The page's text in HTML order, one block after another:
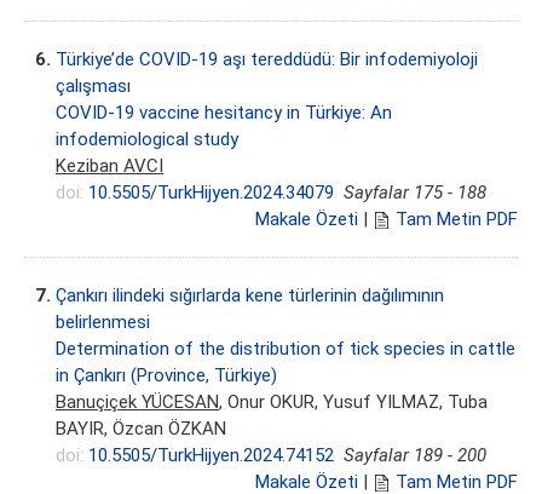
6. Türkiye’de COVID-19 aşı tereddüdü: Bir infodemiyoloji
çalışması
COVID-19 vaccine hesitancy in Türkiye: An
infodemiological study
Keziban AVCI
doi: 10.5505/TurkHijyen.2024.34079 Sayfalar 175 - 188
Makale Özeti | Tam Metin PDF
7. Çankırı ilindeki sığırlarda kene türlerinin dağılımının
belirlenmesi
Determination of the distribution of tick species in cattle
in Çankırı (Province, Türkiye)
Banuçiçek YÜCESAN, Onur OKUR, Yusuf YILMAZ, Tuba
BAYIR, Özcan ÖZKAN
doi: 10.5505/TurkHijyen.2024.74152 Sayfalar 189 - 200
Makale Özeti | Tam Metin PDF